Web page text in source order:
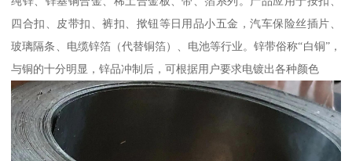
四合扣、皮带扣、裤扣、揿钮等日用品小五金，汽车保险丝插片、
玻璃隔条、电缆锌箔（代替铜箔）、电池等行业。锌带俗称“白铜”，
与铜的十分明显，锌品冲制后，可根据用户要求电镀出各种颜色